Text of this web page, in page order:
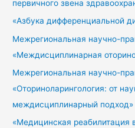
первичного звена
«Азбука дифференциальной
Межрегиональная научно-
«Междисциплинарная
Межрегиональная научно-
«Оториноларингология: от
междисциплинарный подход»
«Медицинская реабилитация